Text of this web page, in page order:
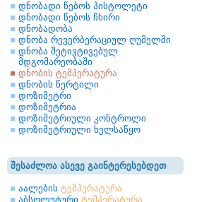
დნობადი წებოს პისტოლეტი
დნობადი წებოს ჩხირი
დნობადობა
დნობა რევერბერაციულ ღუმელში
დნობა შეტივტივებულ
მდგომარეობაში
დნობის ტემპერატურა
დნობის წერტილი
დოზიმეტრი
დოზიმეტრია
დოზიმეტრიული კონტროლი
დოზიმეტრიული ხელსაწყო
შესაძლოა ასევე გაინტერესებდეთ
აალების ტემპერატურა
აბსოლუტური ტემპერატურა